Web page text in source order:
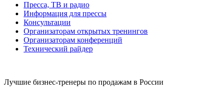
Пресса, ТВ и радио
Информация для прессы
Консультации
Организаторам открытых тренингов
Организаторам конференций
Технический райдер
Лучшие бизнес-тренеры по продажам в России